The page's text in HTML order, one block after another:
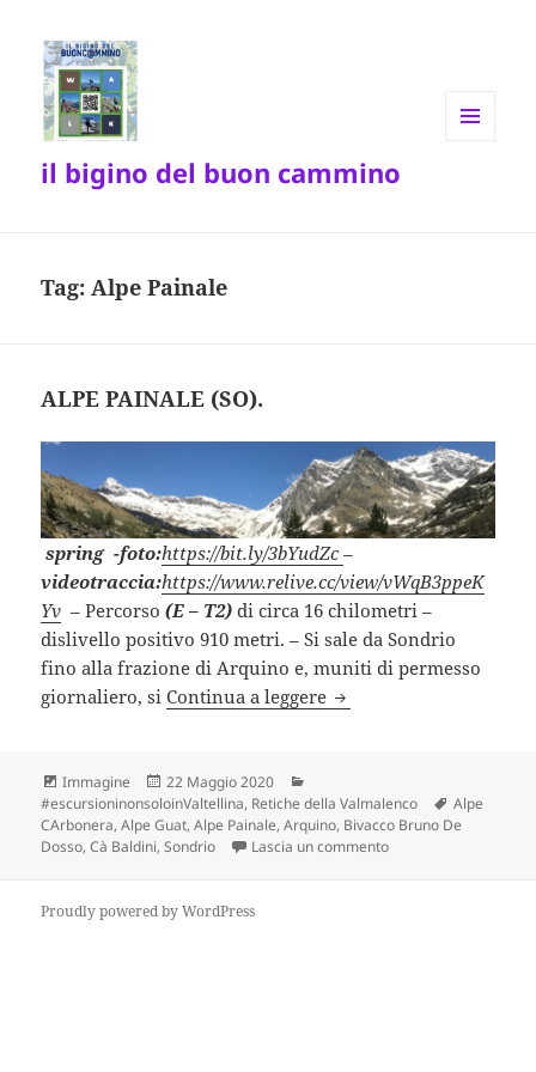
il bigino del buon cammino
Tag:Alpe Painale
ALPE PAINALE (SO).
spring -foto:https://bit.ly/3bYudZc–
videotraccia:https://www.relive.cc/view/vWqB3ppeK
Yv – Percorso(E – T2) di circa 16 chilometri –
dislivello positivo 910 metri. – Si sale da Sondrio
fino alla frazione di Arquino e, muniti di permesso
giornaliero, siContinua a leggere ALPE PAINALE (SO).
Formato
Immagine
Scritto
il
22 Maggio 2020
#escursioninonsoloinValtellina, Retiche della Valmalenco Tag
Alpe
CArbonera,Alpe Guat,Alpe Painale,Arquino, Bivacco Bruno De
Dosso,Cà Baldini,Sondrio Lascia un commentosu ALPE PAINALE
Proudly powered by WordPress